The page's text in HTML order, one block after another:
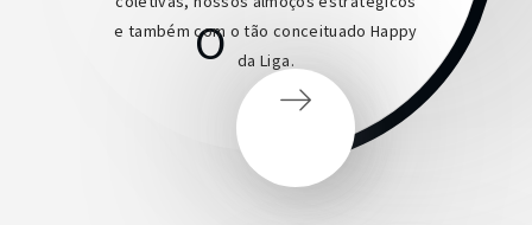
e também com o tão conceituado Happy
da Liga.